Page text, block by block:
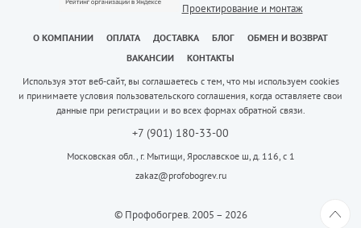
Проектирование и монтаж
О КОМПАНИИ ОПЛАТА ДОСТАВКА БЛОГ
ОБМЕН И ВОЗВРАТ
ВАКАНСИИ
КОНТАКТЫ
Используя этот веб-сайт, вы соглашаетесь с тем, что мы используем cookies
и принимаете условия пользовательского соглашения, когда оставляете свои
данные при регистрации и во всех формах обратной связи.
+7 (901) 180-33-00
Московская обл., г. Мытищи, Ярославское ш, д. 116, с 1
zakaz@profobogrev.ru
© Профобогрев. 2005 – 2026